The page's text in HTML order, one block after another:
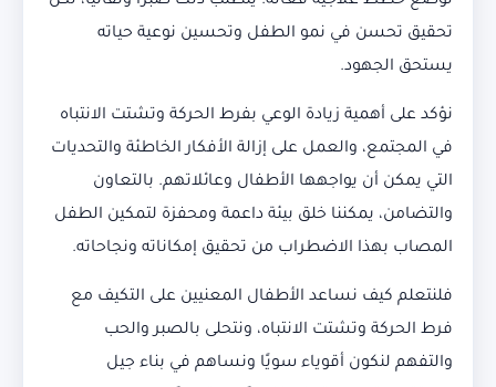
تحقيق تحسن في نمو الطفل وتحسين نوعية حياته
يستحق الجهود.
نؤكد على أهمية زيادة الوعي بفرط الحركة وتشتت الانتباه
في المجتمع، والعمل على إزالة الأفكار الخاطئة والتحديات
التي يمكن أن يواجهها الأطفال وعائلاتهم. بالتعاون
والتضامن، يمكننا خلق بيئة داعمة ومحفزة لتمكين الطفل
المصاب بهذا الاضطراب من تحقيق إمكاناته ونجاحاته.
فلنتعلم كيف نساعد الأطفال المعنيين على التكيف مع
فرط الحركة وتشتت الانتباه، ونتحلى بالصبر والحب
والتفهم لنكون أقوياء سويًا ونساهم في بناء جيل